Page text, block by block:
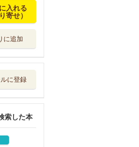
入れる
寄せ）
に追加
に登録
索した本
れた真実
戦大東...
を呼び込
国に勝て
トラ...
社